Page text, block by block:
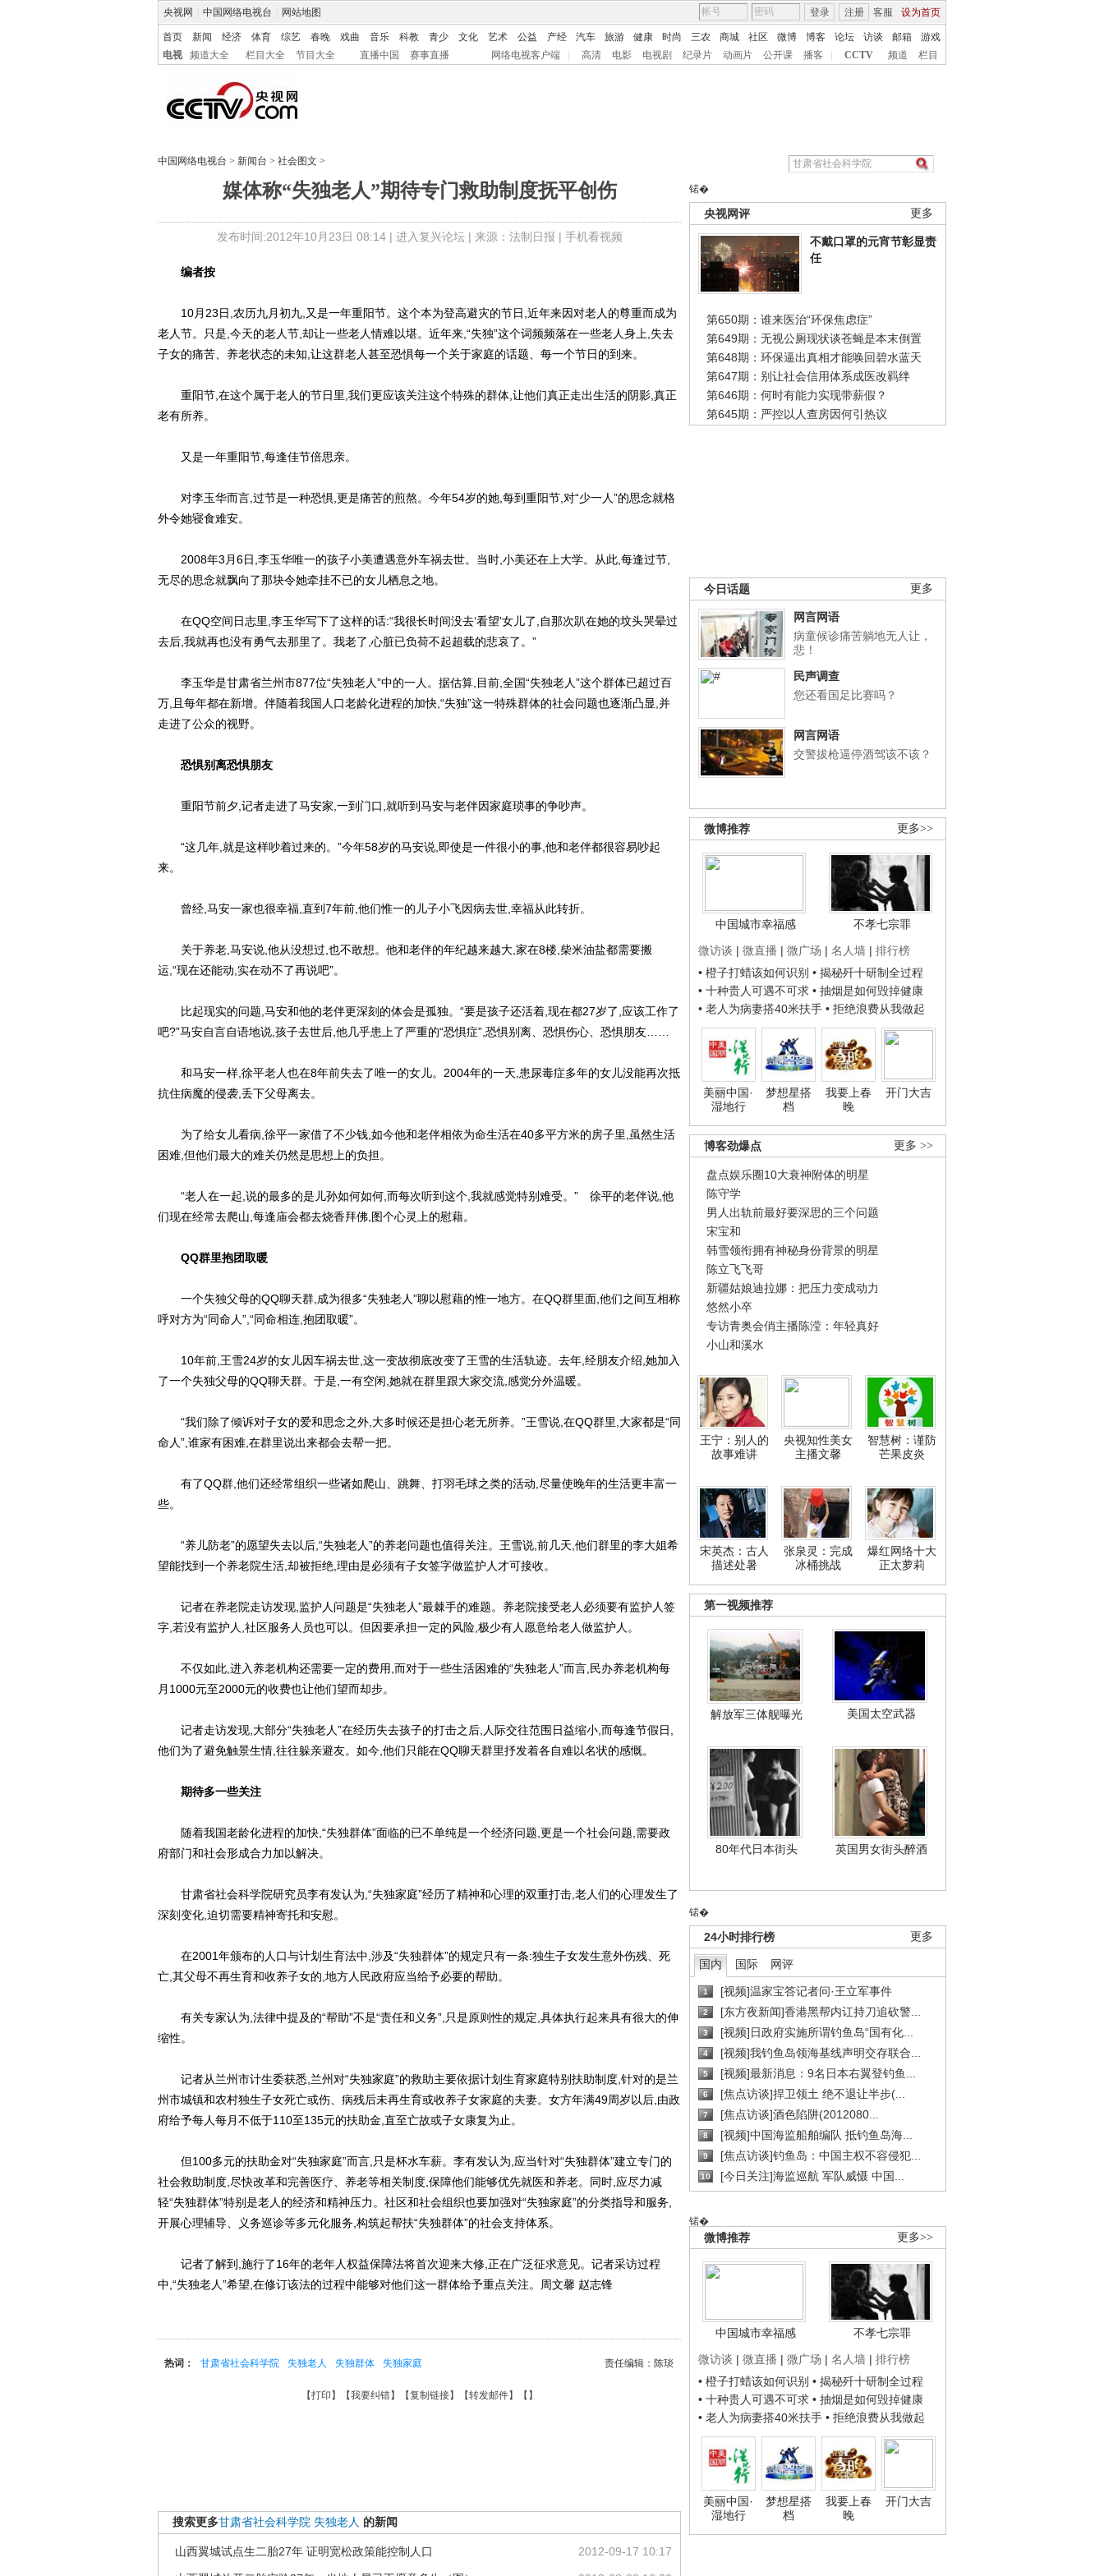
央视网 中国网络电视台 网站地图 客服 设为首页
登录 注册
首页 新闻 经济 体育 综艺 春晚 戏曲 音乐 科教 青少 文化 艺术 公益 产经 汽车 旅游 健康 时尚 三农 商城 社区 微博 博客 论坛 访谈 邮箱
游戏
电视
频道大全 栏目大全 节目大全 直播中国 赛事直播 网络电视客户端 高清 电影 电视剧 纪录片 动画片 公开课 播客 CCTV 频道 栏目
中国网络电视台 > 新闻台 > 社会图文 >
媒体称“失独老人”期待专门救助制度抚平创伤
发布时间:2012年10月23日 08:14 | 进入复兴论坛| 来源：法制日报 | 手机看视频
锘�
更多
央视网评
不戴口罩的元宵节彰显责
任
第650期：谁来医治“环保焦虑症”
第649期：无视公厕现状谈苍蝇是本末倒置
第648期：环保逼出真相才能唤回碧水蓝天
第647期：别让社会信用体系成医改羁绊
第646期：何时有能力实现带薪假？
第645期：严控以人查房因何引热议
更多
今日话题
网言网语
病童候诊痛苦躺地无人让，
悲！
民声调查
您还看国足比赛吗？
网言网语
交警拔枪逼停酒驾该不该？
更多>>
微博推荐
中国城市幸福感
不孝七宗罪
微访谈 | 微直播 | 微广场 | 名人墙 | 排行榜
• 橙子打蜡该如何识别 • 揭秘歼十研制全过程
• 十种贵人可遇不可求 • 抽烟是如何毁掉健康
• 老人为病妻搭40米扶手 • 拒绝浪费从我做起
美丽中国·
湿地行
梦想星搭
档
我要上春
晚
开门大吉
更多 >>
博客劲爆点
盘点娱乐圈10大衰神附体的明星
陈守学
男人出轨前最好要深思的三个问题
宋宝和
韩雪领衔拥有神秘身份背景的明星
陈立飞飞哥
新疆姑娘迪拉娜：把压力变成动力
悠然小卒
专访青奥会俏主播陈滢：年轻真好
小山和溪水
王宁：别人的
故事难讲
央视知性美女
主播文馨
智慧树：谨防
芒果皮炎
宋英杰：古人
描述处暑
张泉灵：完成
冰桶挑战
爆红网络十大
正太萝莉
第一视频推荐
解放军三体舰曝光 美国太空武器
80年代日本街头 英国男女街头醉酒
锘�
更多
24小时排行榜
国内 国际 网评
1 [视频]温家宝答记者问·王立军事件
2 [东方夜新闻]香港黑帮内讧持刀追砍警...
3 [视频]日政府实施所谓钓鱼岛“国有化...
4 [视频]我钓鱼岛领海基线声明交存联合...
5 [视频]最新消息：9名日本右翼登钓鱼...
6 [焦点访谈]捍卫领土 绝不退让半步(...
7 [焦点访谈]酒色陷阱(2012080...
8 [视频]中国海监船舶编队 抵钓鱼岛海...
9 [焦点访谈]钓鱼岛：中国主权不容侵犯...
10 [今日关注]海监巡航 军队威慑 中国...
锘�
更多>>
微博推荐
中国城市幸福感
不孝七宗罪
微访谈 | 微直播 | 微广场 | 名人墙 | 排行榜
• 橙子打蜡该如何识别 • 揭秘歼十研制全过程
• 十种贵人可遇不可求 • 抽烟是如何毁掉健康
• 老人为病妻搭40米扶手 • 拒绝浪费从我做起
美丽中国·
湿地行
梦想星搭
档
我要上春
晚
开门大吉
编者按
10月23日,农历九月初九,又是一年重阳节。这个本为登高避灾的节日,近年来因对老人的尊重而成为
老人节。只是,今天的老人节,却让一些老人情难以堪。近年来,“失独”这个词频频落在一些老人身上,失去
子女的痛苦、养老状态的未知,让这群老人甚至恐惧每一个关于家庭的话题、每一个节日的到来。
重阳节,在这个属于老人的节日里,我们更应该关注这个特殊的群体,让他们真正走出生活的阴影,真正
老有所养。
又是一年重阳节,每逢佳节倍思亲。
对李玉华而言,过节是一种恐惧,更是痛苦的煎熬。今年54岁的她,每到重阳节,对“少一人”的思念就格
外令她寝食难安。
2008年3月6日,李玉华唯一的孩子小美遭遇意外车祸去世。当时,小美还在上大学。从此,每逢过节,
无尽的思念就飘向了那块令她牵挂不已的女儿栖息之地。
在QQ空间日志里,李玉华写下了这样的话:“我很长时间没去‘看望'女儿了,自那次趴在她的坟头哭晕过
去后,我就再也没有勇气去那里了。我老了,心脏已负荷不起超载的悲哀了。”
李玉华是甘肃省兰州市877位“失独老人”中的一人。据估算,目前,全国“失独老人”这个群体已超过百
万,且每年都在新增。伴随着我国人口老龄化进程的加快,“失独”这一特殊群体的社会问题也逐渐凸显,并
走进了公众的视野。
恐惧别离恐惧朋友
重阳节前夕,记者走进了马安家,一到门口,就听到马安与老伴因家庭琐事的争吵声。
“这几年,就是这样吵着过来的。”今年58岁的马安说,即使是一件很小的事,他和老伴都很容易吵起
来。
曾经,马安一家也很幸福,直到7年前,他们惟一的儿子小飞因病去世,幸福从此转折。
关于养老,马安说,他从没想过,也不敢想。他和老伴的年纪越来越大,家在8楼,柴米油盐都需要搬
运,“现在还能动,实在动不了再说吧”。
比起现实的问题,马安和他的老伴更深刻的体会是孤独。“要是孩子还活着,现在都27岁了,应该工作了
吧?”马安自言自语地说,孩子去世后,他几乎患上了严重的“恐惧症”,恐惧别离、恐惧伤心、恐惧朋友……
和马安一样,徐平老人也在8年前失去了唯一的女儿。2004年的一天,患尿毒症多年的女儿没能再次抵
抗住病魔的侵袭,丢下父母离去。
为了给女儿看病,徐平一家借了不少钱,如今他和老伴相依为命生活在40多平方米的房子里,虽然生活
困难,但他们最大的难关仍然是思想上的负担。
“老人在一起,说的最多的是儿孙如何如何,而每次听到这个,我就感觉特别难受。” 徐平的老伴说,他
们现在经常去爬山,每逢庙会都去烧香拜佛,图个心灵上的慰藉。
QQ群里抱团取暖
一个失独父母的QQ聊天群,成为很多“失独老人”聊以慰藉的惟一地方。在QQ群里面,他们之间互相称
呼对方为“同命人”,“同命相连,抱团取暖”。
10年前,王雪24岁的女儿因车祸去世,这一变故彻底改变了王雪的生活轨迹。去年,经朋友介绍,她加入
了一个失独父母的QQ聊天群。于是,一有空闲,她就在群里跟大家交流,感觉分外温暖。
“我们除了倾诉对子女的爱和思念之外,大多时候还是担心老无所养。”王雪说,在QQ群里,大家都是“同
命人”,谁家有困难,在群里说出来都会去帮一把。
有了QQ群,他们还经常组织一些诸如爬山、跳舞、打羽毛球之类的活动,尽量使晚年的生活更丰富一
些。
“养儿防老”的愿望失去以后,“失独老人”的养老问题也值得关注。王雪说,前几天,他们群里的李大姐希
望能找到一个养老院生活,却被拒绝,理由是必须有子女签字做监护人才可接收。
记者在养老院走访发现,监护人问题是“失独老人”最棘手的难题。养老院接受老人必须要有监护人签
字,若没有监护人,社区服务人员也可以。但因要承担一定的风险,极少有人愿意给老人做监护人。
不仅如此,进入养老机构还需要一定的费用,而对于一些生活困难的“失独老人”而言,民办养老机构每
月1000元至2000元的收费也让他们望而却步。
记者走访发现,大部分“失独老人”在经历失去孩子的打击之后,人际交往范围日益缩小,而每逢节假日,
他们为了避免触景生情,往往躲亲避友。如今,他们只能在QQ聊天群里抒发着各自难以名状的感慨。
期待多一些关注
随着我国老龄化进程的加快,“失独群体”面临的已不单纯是一个经济问题,更是一个社会问题,需要政
府部门和社会形成合力加以解决。
甘肃省社会科学院研究员李有发认为,“失独家庭”经历了精神和心理的双重打击,老人们的心理发生了
深刻变化,迫切需要精神寄托和安慰。
在2001年颁布的人口与计划生育法中,涉及“失独群体”的规定只有一条:独生子女发生意外伤残、死
亡,其父母不再生育和收养子女的,地方人民政府应当给予必要的帮助。
有关专家认为,法律中提及的“帮助”不是“责任和义务”,只是原则性的规定,具体执行起来具有很大的伸
缩性。
记者从兰州市计生委获悉,兰州对“失独家庭”的救助主要依据计划生育家庭特别扶助制度,针对的是兰
州市城镇和农村独生子女死亡或伤、病残后未再生育或收养子女家庭的夫妻。女方年满49周岁以后,由政
府给予每人每月不低于110至135元的扶助金,直至亡故或子女康复为止。
但100多元的扶助金对“失独家庭”而言,只是杯水车薪。李有发认为,应当针对“失独群体”建立专门的
社会救助制度,尽快改革和完善医疗、养老等相关制度,保障他们能够优先就医和养老。同时,应尽力减
轻“失独群体”特别是老人的经济和精神压力。社区和社会组织也要加强对“失独家庭”的分类指导和服务,
开展心理辅导、义务巡诊等多元化服务,构筑起帮扶“失独群体”的社会支持体系。
记者了解到,施行了16年的老年人权益保障法将首次迎来大修,正在广泛征求意见。记者采访过程
中,“失独老人”希望,在修订该法的过程中能够对他们这一群体给予重点关注。周文馨 赵志锋
责任编辑：陈琰
热词： 甘肃省社会科学院 失独老人 失独群体 失独家庭
【打印 】【我要纠错】【复制链接】【转发邮件】【 】
搜索更多甘肃省社会科学院 失独老人 的新闻
2012-09-17 10:17
山西翼城试点生二胎27年 证明宽松政策能控制人口